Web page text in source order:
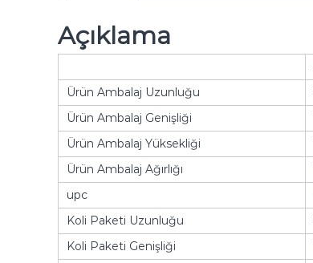
Açıklama
Ürün Ambalaj Uzunluğu
Ürün Ambalaj Genişliği
Ürün Ambalaj Yüksekliği
Ürün Ambalaj Ağırlığı
upc
Koli Paketi Uzunluğu
Koli Paketi Genişliği